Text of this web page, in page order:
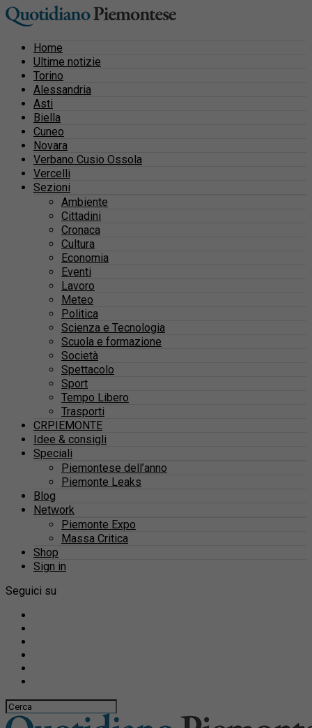
Home
Ultime notizie
Torino
Alessandria
Asti
Biella
Cuneo
Novara
Verbano Cusio Ossola
Vercelli
Sezioni
Ambiente
Cittadini
Cronaca
Cultura
Economia
Eventi
Lavoro
Meteo
Politica
Scienza e Tecnologia
Scuola e formazione
Società
Spettacolo
Sport
Tempo Libero
Trasporti
CRPIEMONTE
Idee & consigli
Speciali
Piemontese dell’anno
Piemonte Leaks
Blog
Network
Piemonte Expo
Massa Critica
Shop
Sign in
Seguici su